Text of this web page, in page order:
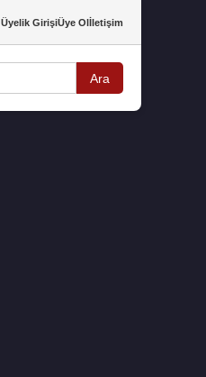
Üyelik GirişiÜye Olİletişim
Ara